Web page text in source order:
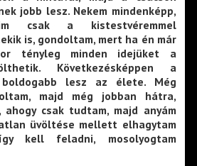
jobb lesz. Nekem mindenképp,
csak a kistestvéremmel
is, gondoltam, mert ha én már
tényleg minden idejüket a
Következésképpen a
lesz az élete. Még
majd még jobban hátra,
csak tudtam, majd anyám
üvöltése mellett elhagytam
kell feladni, mosolyogtam